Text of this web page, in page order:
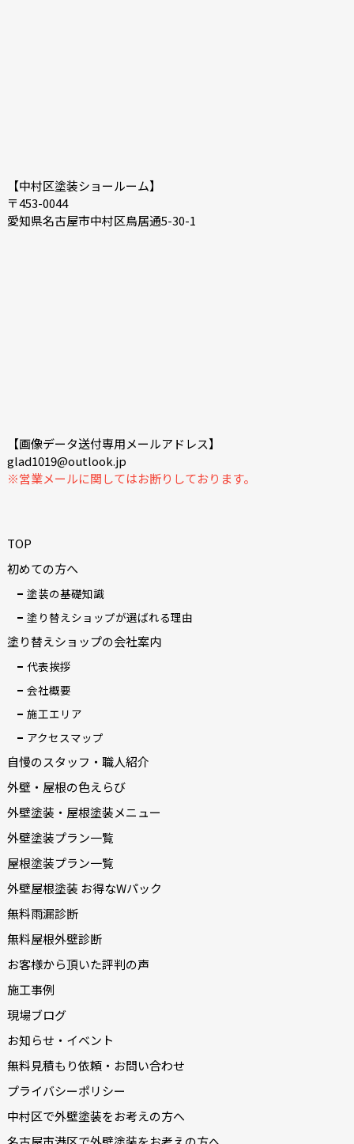
【中村区塗装ショールーム】
〒453-0044
愛知県名古屋市中村区鳥居通5-30-1
【画像データ送付専用メールアドレス】
glad1019@outlook.jp
※営業メールに関してはお断りしております。
TOP
初めての方へ
塗装の基礎知識
塗り替えショップが選ばれる理由
塗り替えショップの会社案内
代表挨拶
会社概要
施工エリア
アクセスマップ
自慢のスタッフ・職人紹介
外壁・屋根の色えらび
外壁塗装・屋根塗装メニュー
外壁塗装プラン一覧
屋根塗装プラン一覧
外壁屋根塗装 お得なWパック
無料雨漏診断
無料屋根外壁診断
お客様から頂いた評判の声
施工事例
現場ブログ
お知らせ・イベント
無料見積もり依頼・お問い合わせ
プライバシーポリシー
中村区で外壁塗装をお考えの方へ